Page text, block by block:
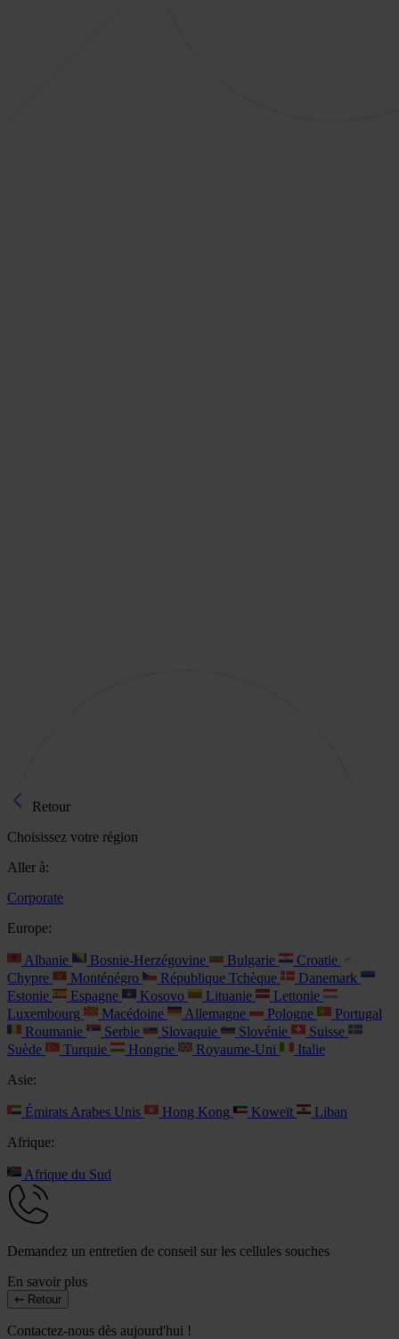
Retour
Choisissez votre région
Aller à:
Corporate
Europe:
Albanie Bosnie-Herzégovine Bulgarie
Croatie
Chypre
Monténégro République Tchèque
Danemark
Estonie
Espagne Kosovo Lituanie
Lettonie
Luxembourg
Macédoine Allemagne Pologne
Portugal
Roumanie
Serbie Slovaquie Slovénie
Suisse
Suède
Turquie Hongrie Royaume-Uni
Italie
Asie:
Émirats Arabes Unis Hong Kong Koweït
Liban
Afrique:
Afrique du Sud
Demandez un entretien de conseil sur les cellules souches
En savoir plus
Retour
Contactez-nous dès aujourd'hui !